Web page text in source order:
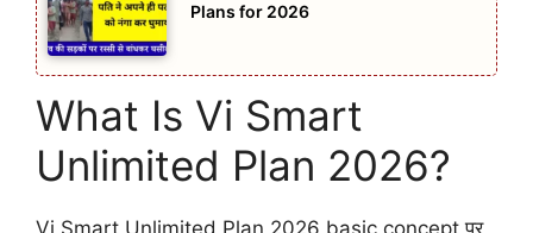
Plans for 2026
What Is Vi Smart
Unlimited Plan 2026?
Vi Smart Unlimited Plan 2026 basic concept पर